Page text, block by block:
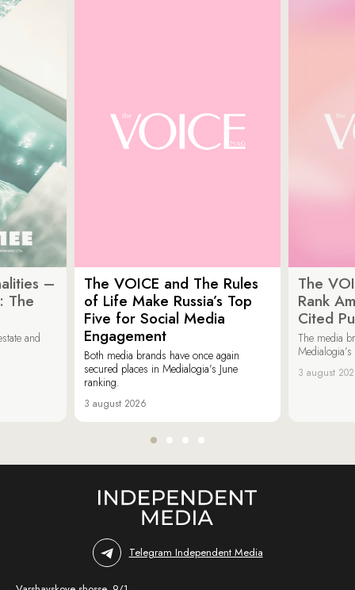
–
The
and
The VOICE and The Rules
of Life Make Russia’s Top
Five for Social Media
Engagement
Both media brands have once again
secured places in Medialogia’s June
ranking.
3 august 2026
The
Rank
Cited
The media
3 august
Telegram Independent Media